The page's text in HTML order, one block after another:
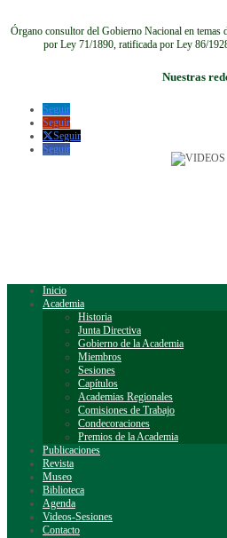
Órgano consultor del Gobierno Nacional en
por Ley 71/1890, ratificada por Ley 86/
Nuestras
Seguir
Seguir
Seguir
Seguir
Inicio
Academia
Historia
Junta Directiva
Gobierno de la Academia
Miembros
Sesiones
Capítulos
Academias Regionales
Comisiones de Trabajo
Condecoraciones
Premios de la Academia
Publicaciones
Revista
Museo
Biblioteca
Agenda
Videos-Sesiones
Contacto